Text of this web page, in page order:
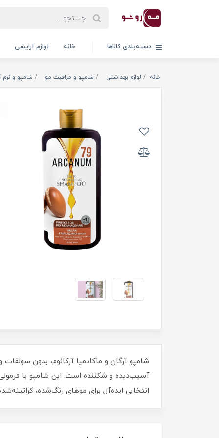
دسته‌بندی کالاها خانه لوازم آرایشی
خانه لوازم بهداشتی شامپو و مراقبت مو شامپو و نرم
شامپو آرگان و ماکادمیا آرکانوم، بدون
آسیب‌دیده و شکننده است. این شامپو با
انتخابی ایده‌آل برای موهای رنگ‌شده،